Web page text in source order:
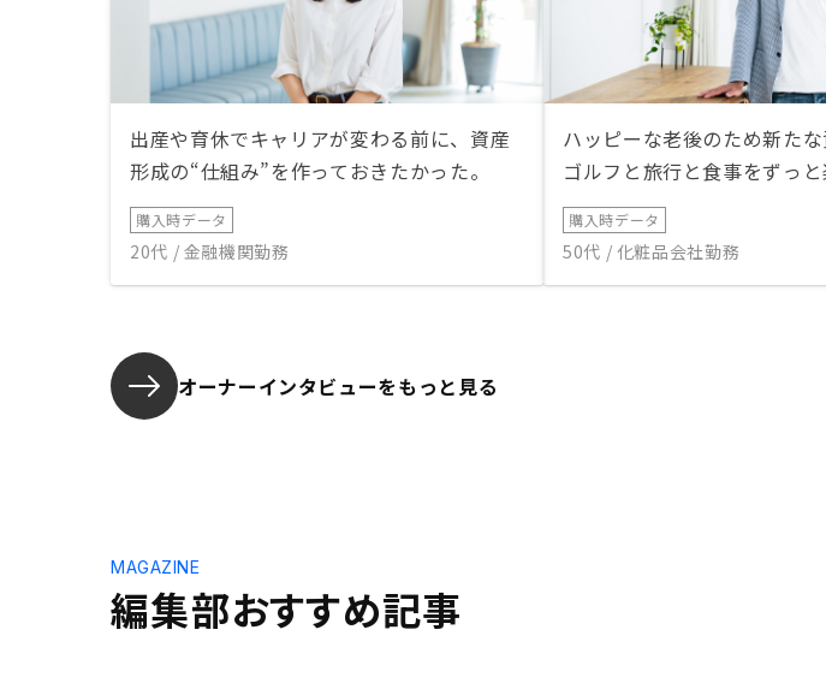
出産や育休でキャリアが変わる前に、資産
形成の“仕組み”を作っておきたかった。
購入時データ
20代 / 金融機関勤務
ハッピーな老後のため新たな
ゴルフと旅行と食事をずっ
購入時データ
50代 / 化粧品会社勤務
オーナーインタビューをもっと見る
編集部おすすめ記事
MAGAZINE